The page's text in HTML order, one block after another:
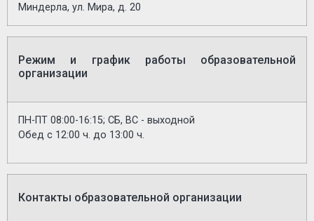
Миндерла, ул. Мира, д. 20
Режим и график работы образовательной
организации
ПН-ПТ 08:00-16:15; СБ, ВС - выходной
Обед с 12:00 ч. до 13:00 ч.
Контакты образовательной организации